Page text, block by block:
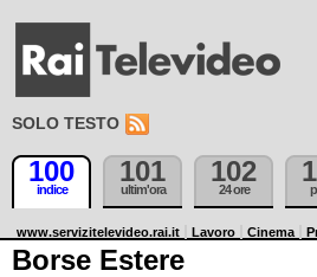
SOLO TESTO
100
indice
101
ultim'ora
102
24 ore
www.servizitelevideo.rai.it Lavoro Cinema
Borse Estere